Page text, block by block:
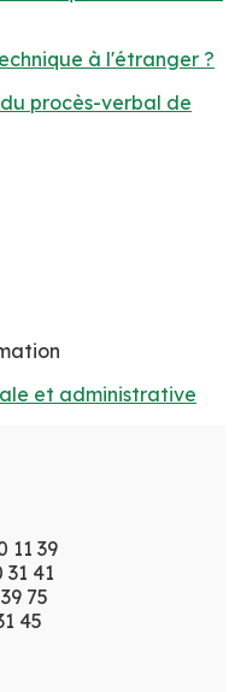
à l'étranger ?
procès-verbal de
et administrative
11 39
41
75
45